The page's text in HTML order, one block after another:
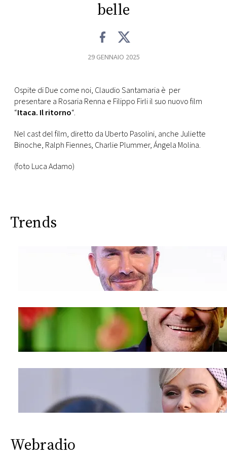
belle
29 GENNAIO 2025
Ospite di Due come noi, Claudio Santamaria è per
presentare a Rosaria Renna e Filippo Firli il suo nuovo film
“Itaca. Il ritorno“.
Nel cast del film, diretto da Uberto Pasolini, anche Juliette
Binoche, Ralph Fiennes, Charlie Plummer, Ángela Molina.
(foto Luca Adamo)
Trends
Webradio